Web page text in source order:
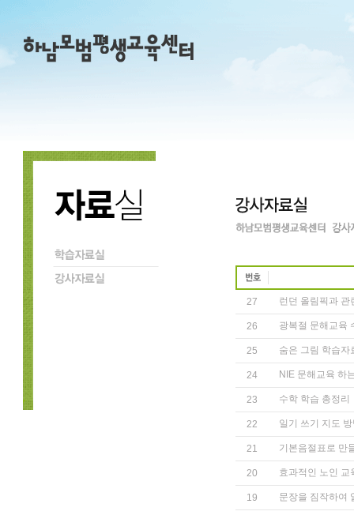
27 런던 올림픽과 관
26 광복절 문해교육
25 숨은 그림 학습자
24 NIE 문해교육 하
23 수학 학습 총정리
22 일기 쓰기 지도
21 기본음절표로 만
20 효과적인 노인 교
19 문장을 짐작하여